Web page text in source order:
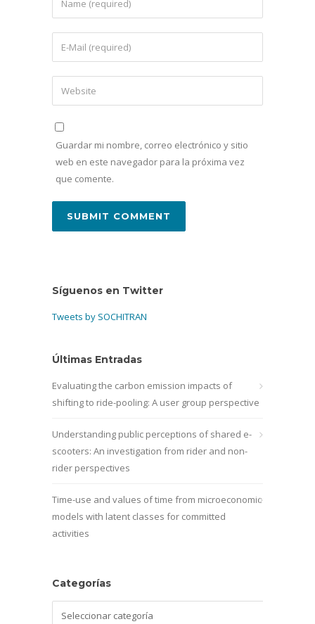
Guardar mi nombre, correo electrónico y sitio
web en este navegador para la próxima vez
que comente.
Síguenos en Twitter
Tweets by SOCHITRAN
Últimas Entradas
Evaluating the carbon emission impacts of
shifting to ride-pooling: A user group perspective
Understanding public perceptions of shared e-
scooters: An investigation from rider and non-
rider perspectives
Time-use and values of time from microeconomic
models with latent classes for committed
activities
Categorías